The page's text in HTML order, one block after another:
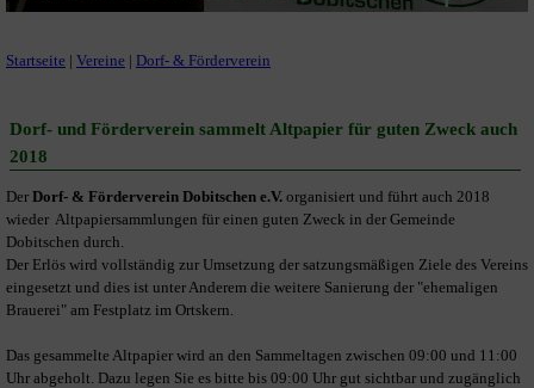
Startseite Vereine Dorf- & Förderverein
Dorf- und Förderverein sammelt Altpapier für guten Zweck auch
2018
Der Dorf- & Förderverein Dobitschen e.V. organisiert und führt auch 2018
wieder Altpapiersammlungen für einen guten Zweck in der Gemeinde
Dobitschen durch.
Der Erlös wird vollständig zur Umsetzung der satzungsmäßigen Ziele des Vereins
eingesetzt und dies ist unter Anderem die weitere Sanierung der "ehemaligen
Brauerei" am Festplatz im Ortskern.
Das gesammelte Altpapier wird an den Sammeltagen zwischen 09:00 und 11:00
Uhr abgeholt. Dazu legen Sie es bitte bis 09:00 Uhr gut sichtbar und zugänglich